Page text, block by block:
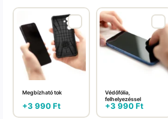
Megbízható tok
+3 990Ft
Védőfólia,
felhelyezéssel
+3 990Ft